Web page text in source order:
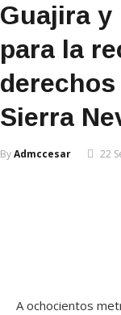
Guajira y
para la
Sierra
ByAdmccesar 22
A ochocientos